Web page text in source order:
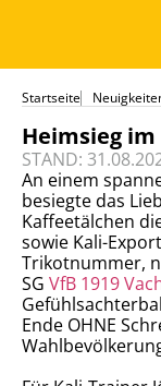
Startseite
Heimsieg
STAND:
An einem
besiegte das
Kaffeetälchen
sowie Kali-
Trikotnummer,
SG VfB 1919
Ende OHNE